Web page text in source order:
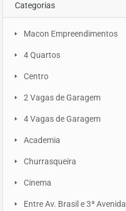
Categorias
Macon Empreendimentos
4 Quartos
Centro
2 Vagas de Garagem
4 Vagas de Garagem
Academia
Churrasqueira
Cinema
Entre Av. Brasil e 3ª Avenida